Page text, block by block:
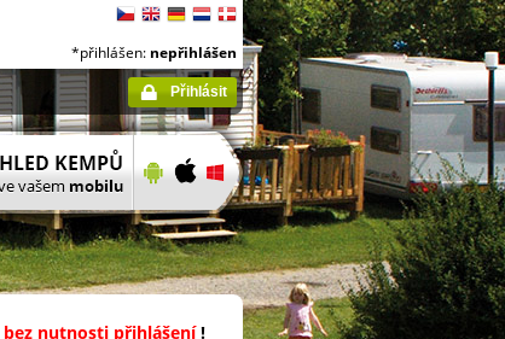
*přihlášen: nepřihlášen
Přihlásit
bez nutnosti přihlášení!